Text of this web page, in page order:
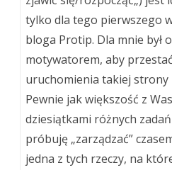
tylko dla tego pierwszego
bloga Protip. Dla mnie był
motywatorem, aby
uruchomienia takiej
Pewnie jak większość z
dziesiątkami różnych
próbuję „zarządzać”
jedna z tych rzeczy, na